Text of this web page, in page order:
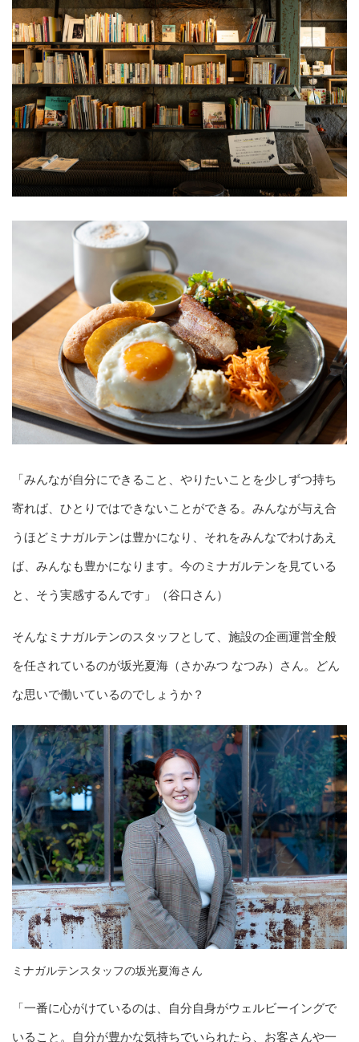
「みんなが自分にできること、やりたいことを少しずつ持ち
寄れば、ひとりではできないことができる。みんなが与え合
うほどミナガルテンは豊かになり、それをみんなでわけあえ
ば、みんなも豊かになります。今のミナガルテンを見ている
と、そう実感するんです」（谷口さん）
そんなミナガルテンのスタッフとして、施設の企画運営全般
を任されているのが坂光夏海（さかみつ なつみ）さん。どん
な思いで働いているのでしょうか？
ミナガルテンスタッフの坂光夏海さん
「一番に心がけているのは、自分自身がウェルビーイングで
いること。自分が豊かな気持ちでいられたら、お客さんや一